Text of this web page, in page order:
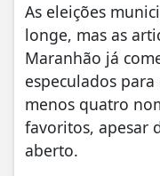
As eleições
longe, mas as
Maranhão já
especulados
menos quatro
favoritos, apesar
aberto.